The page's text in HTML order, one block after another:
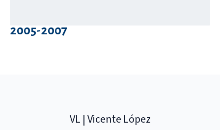
2005-2007
VL | Vicente López